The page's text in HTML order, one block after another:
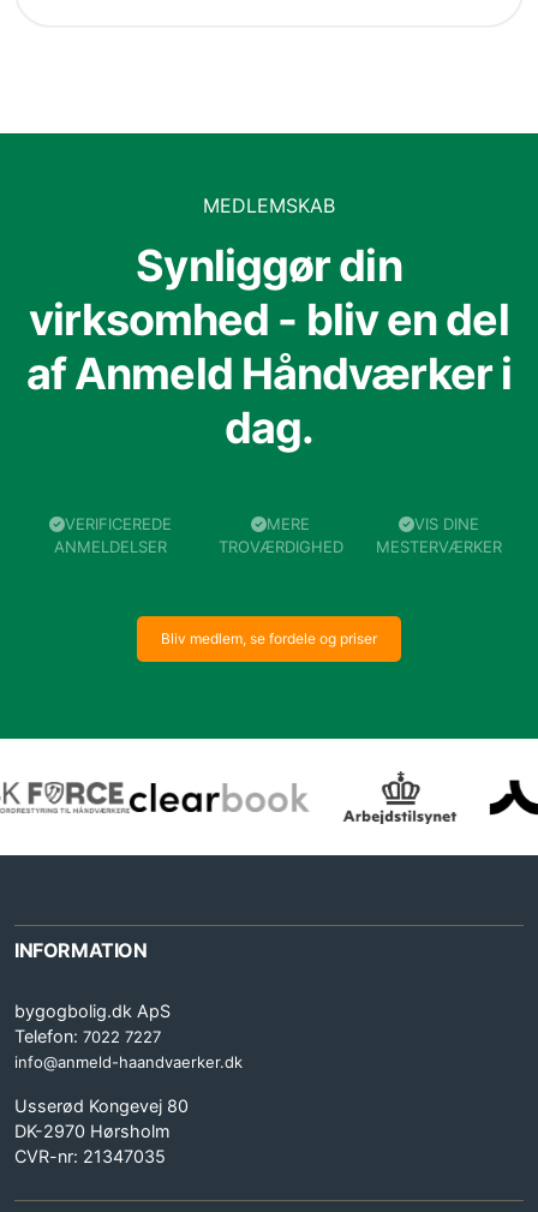
MEDLEMSKAB
Synliggør din
virksomhed - bliv en del
af Anmeld Håndværker i
dag.
VERIFICEREDE
ANMELDELSER
MERE
TROVÆRDIGHED
VIS DINE
MESTERVÆRKER
Bliv medlem, se fordele og priser
INFORMATION
bygogbolig.dk ApS
Telefon: 7022 7227
info@anmeld-haandvaerker.dk
Usserød Kongevej 80
DK-2970 Hørsholm
CVR-nr: 21347035